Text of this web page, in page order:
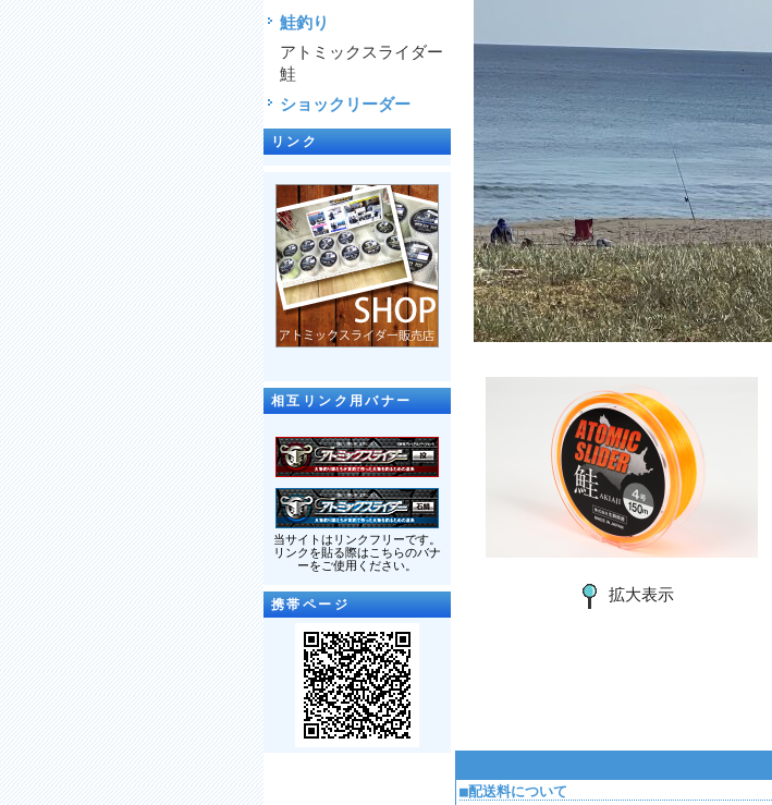
鮭釣り
アトミックスライダー
鮭
ショックリーダー
リンク
相互リンク用バナー
当サイトはリンクフリーです。
リンクを貼る際はこちらのバナ
ーをご使用ください。
携帯ページ 拡大表示
■配送料について